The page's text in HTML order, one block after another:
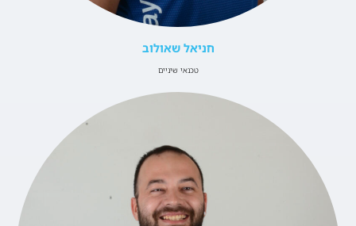
חניאל שאולוב
טכנאי שיניים